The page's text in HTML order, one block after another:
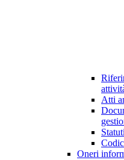
Atti
Oneri